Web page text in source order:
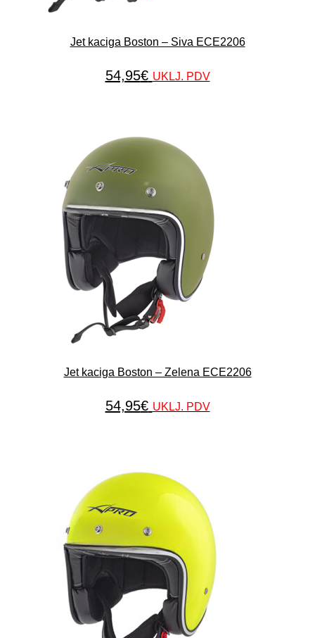
Jet kaciga Boston – Siva ECE2206
54,95€ UKLJ. PDV
Jet kaciga Boston – Zelena ECE2206
54,95€ UKLJ. PDV